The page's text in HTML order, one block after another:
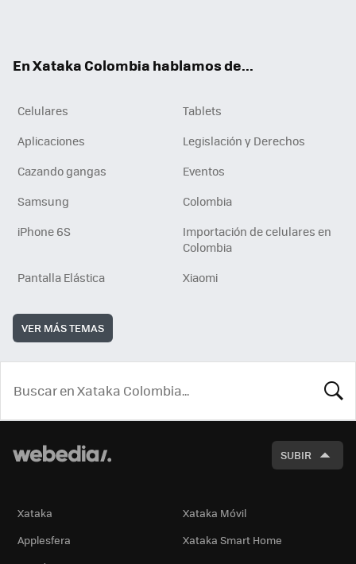
En Xataka Colombia hablamos de...
Celulares
Tablets
Aplicaciones
Legislación y Derechos
Cazando gangas
Eventos
Samsung
Colombia
iPhone 6S
Importación de celulares en
Colombia
Pantalla Elástica
Xiaomi
VER MÁS TEMAS
SUBIR
Xataka
Xataka Móvil
Applesfera
Xataka Smart Home